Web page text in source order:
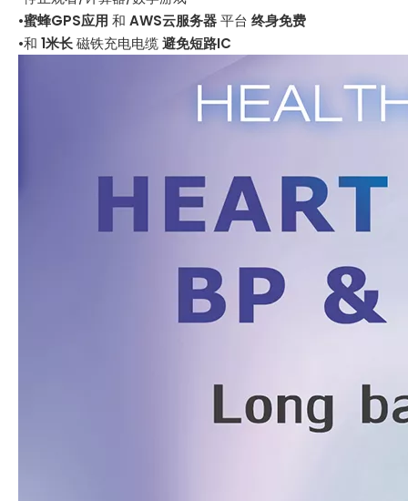
•蜜蜂GPS应用 和 AWS云服务器平台 终身免费
•和 1米长磁铁充电电缆避免短路IC